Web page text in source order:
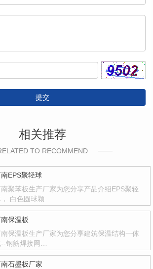
提交
相关推荐
TO RECOMMEND
EPS聚轻球
聚苯板生产厂家为您分享产品介绍EPS聚轻
白色圆球颗…
保温板
保温板生产厂家为您分享建筑保温结构一体
钢筋焊接网…
石墨板厂家